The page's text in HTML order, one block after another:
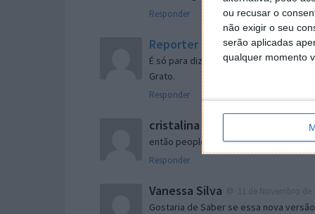
ou recusar o
não exigir o seu
serão aplicadas
qualquer momento
Responder
Reporter 7 de Novembro de 2005 às
É só para dizer que ainda não me
Grato.
Responder
cristalina 11 de Novembro de 2005
então people
Responder
Vanessa Silva
Gostaria de Saber se essa nova